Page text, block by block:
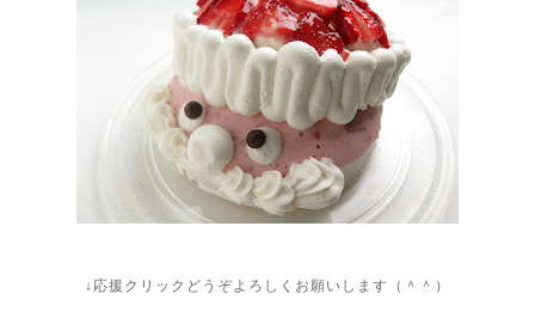
↓応援クリックどうぞよろしくお願いします（＾＾）